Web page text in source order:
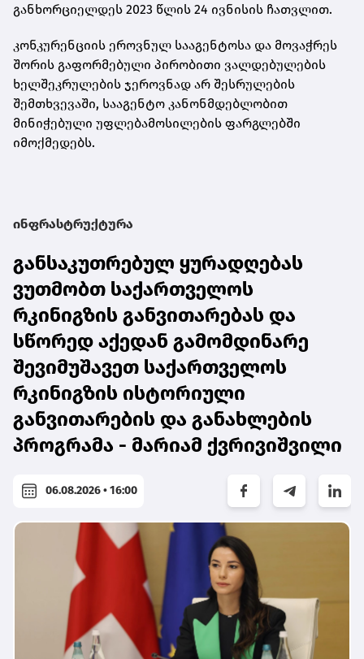
განხორციელდეს 2023 წლის 24 ივნისის ჩათვლით.
კონკურენციის ეროვნულ სააგენტოსა და მოვაჭრეს
შორის გაფორმებული პირობითი ვალდებულების
ხელშეკრულების ჯეროვნად არ შესრულების
შემთხვევაში, სააგენტო კანონმდებლობით
მინიჭებული უფლებამოსილების ფარგლებში
იმოქმედებს.
ინფრასტრუქტურა
განსაკუთრებულ ყურადღებას
ვუთმობთ საქართველოს
რკინიგზის განვითარებას და
სწორედ აქედან გამომდინარე
შევიმუშავეთ საქართველოს
რკინიგზის ისტორიული
განვითარების და განახლების
პროგრამა - მარიამ ქვრივიშვილი
06.08.2026 • 16:00